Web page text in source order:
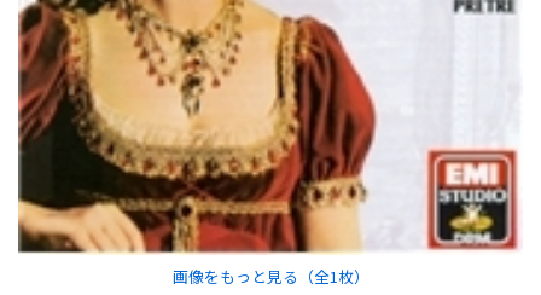
画像をもっと見る（全1 枚）